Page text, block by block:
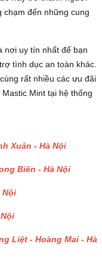
chạm đến những cung
nơi uy tín nhất để bạn
tình dục an toàn khác.
rất nhiều các ưu đãi
Mint tại hệ thống
Xuân - Hà Nội
Biên - Hà Nội
Nội
Liệt - Hoàng Mai - Hà